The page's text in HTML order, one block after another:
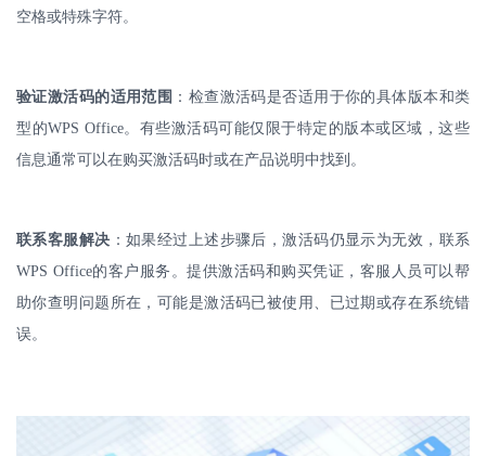
空格或特殊字符。
验证激活码的适用范围 ：检查激活码是否适用于你的具体版本和类
型的WPS Office。有些激活码可能仅限于特定的版本或区域，这些
信息通常可以在购买激活码时或在产品说明中找到。
联系客服解决 ：如果经过上述步骤后，激活码仍显示为无效，联系
WPS Office的客户服务。提供激活码和购买凭证，客服人员可以帮
助你查明问题所在，可能是激活码已被使用、已过期或存在系统错
误。